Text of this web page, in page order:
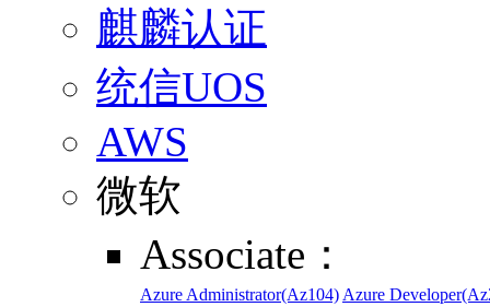
麒麟认证
统信UOS
AWS
微软
Associate：
Azure Administrator(Az104) Azure